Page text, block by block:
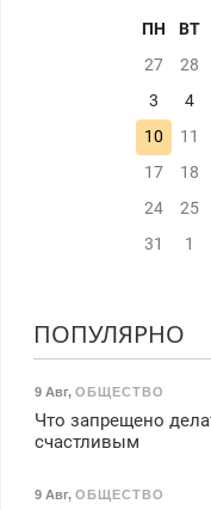
ПН
ВТ
27
28
3
4
10
11
17
18
24
25
31
1
ПОПУЛЯРНО
9 Авг, ОБЩЕСТВО
Что запрещено
счастливым
9 Авг, ОБЩЕСТВО